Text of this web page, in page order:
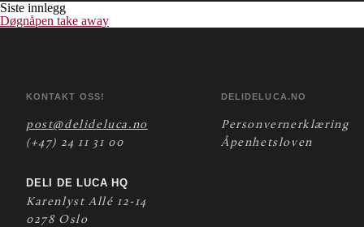
Siste innlegg
Døgnåpen take away
KONTAKT OSS!
post@delideluca.no
(+47) 24 11 31 00
DELI DE LUCA HQ
Karenlyst Allé 12-14
0278 Oslo
DELIDELUCA.NO
Personvernerklæring
Åpenhetsloven